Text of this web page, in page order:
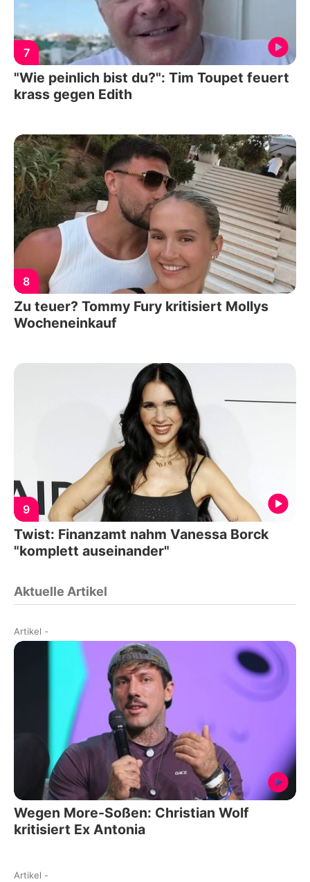
7
"Wie peinlich bist du?": Tim Toupet feuert
krass gegen Edith
8
Zu teuer? Tommy Fury kritisiert Mollys
Wocheneinkauf
9
Twist: Finanzamt nahm Vanessa Borck
"komplett auseinander"
Aktuelle Artikel
Artikel -
Wegen More-Soßen: Christian Wolf
kritisiert Ex Antonia
Artikel -